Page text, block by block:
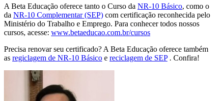
A Beta Educação oferece tanto o Curso da NR-10 Básico, como o
da NR-10 Complementar (SEP) com certificação reconhecida pelo
Ministério do Trabalho e Emprego. Para conhecer todos nossos
cursos, acesse: www.betaeducao.com.br/cursos
Precisa renovar seu certificado? A Beta Educação oferece também
as regiclagem de NR-10 Básico e reciclagem de SEP. Confira!